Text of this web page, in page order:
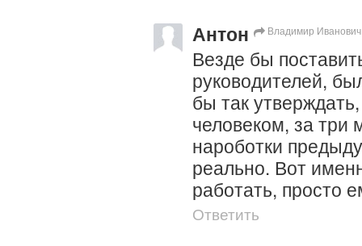
Антон Владимир Иванович
Везде бы
руководителей,
бы так
человеком, за три
нароботки
реально. Вот
работать, просто
Ответить